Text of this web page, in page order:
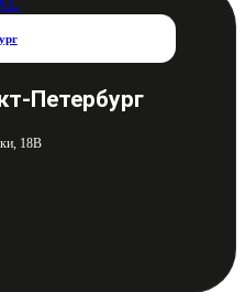
Петербург
18В